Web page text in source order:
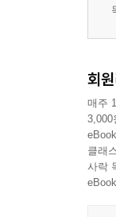
회
매주
3,000
클래
사락